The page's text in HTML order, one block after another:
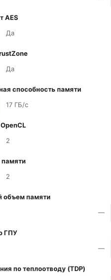
AES
Да
Да
способность памяти
17 ГБ/с
2
2
памяти
—
ГПУ
—
по теплоотводу (TDP)